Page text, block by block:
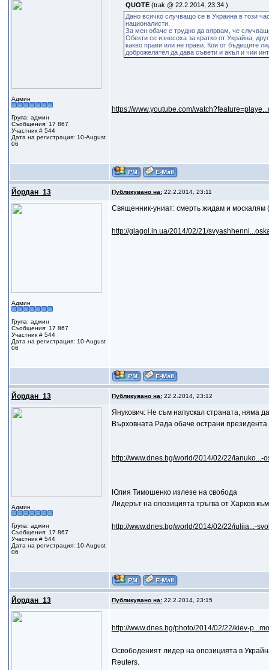
Админ
Група: админ
Съобщения: 17 867
Участник # 544
Дата на регистрация: 10-August
06
QUOTE (trak @ 22.2.2014, 23:34 )
Дано всичко случващо се в Украина в този
националисти.
За мен обаче е трудно да вярвам, че
Обекти се изнесоха за кратко от Украйна,
какво прави или не прави. Кои от бъдещите
доброжелател да дава съвети и акъл и чии
https://www.youtube.com/
Йордан_13 Публикувано на:22.2.2014, 23:11
Админ
Група: админ
Съобщения: 17 867
Участник # 544
Дата на регистрация: 10-August
06
Священник-униат: смерть жидам и
http://glagol.in.ua/2014/02/21/
Йордан_13 Публикувано на:22.2.2014, 23:12
Админ
Група: админ
Съобщения: 17 867
Участник # 544
Дата на регистрация: 10-August
06
Янукович: Не съм напускал страната, няма
Върховната Рада обаче острани
http://www.dnes.bg/world/2014/02/22/ianuko...-
Юлия Тимошенко излезе на свобода
Лидерът на опозицията тръгва от Харков
http://www.dnes.bg/world/2014/02/22/iuliia...-
Йордан_13 Публикувано на:22.2.2014, 23:15
http://www.dnes.bg/photo/2014/02/22/kiev-
Освободеният лидер на опозицията в
Reuters.